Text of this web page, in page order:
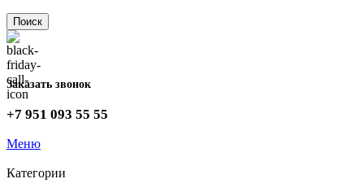
Поиск
Заказать звонок
+7 951 093 55 55
Меню
Категории